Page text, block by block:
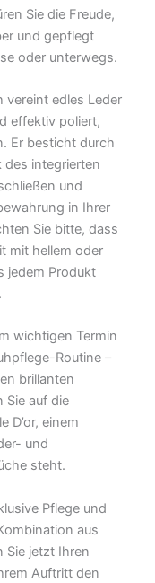
Sie die Freude,
und gepflegt
oder unterwegs.
vereint edles Leder
effektiv poliert,
Er besticht durch
des integrierten
und
in Ihrer
Sie bitte, dass
mit hellem oder
jedem Produkt
wichtigen Termin
Routine –
brillanten
Sie auf die
D’or, einem
und
steht.
Pflege und
aus
Sie jetzt Ihren
Auftritt den